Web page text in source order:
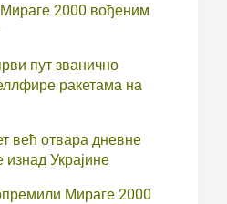
2000 вођеним
пут званично
ракетама на
већ отвара дневне
Украјине
Мираге 2000